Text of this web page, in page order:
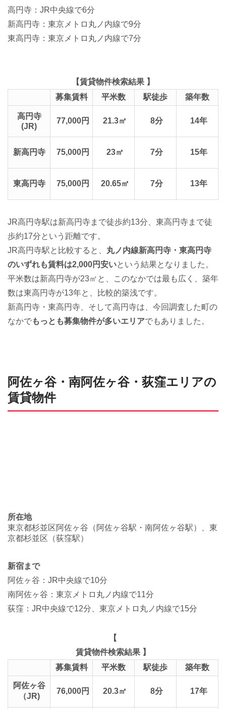
高円寺：JR中央線で6分
新高円寺：東京メトロ丸ノ内線で9分
東高円寺：東京メトロ丸ノ内線で7分
【賃貸物件検索結果 】
募集賃料
平米数 駅徒歩 築年数
高円寺
(JR)
77,000円 21.3㎡ 8分 14年
新高円寺 75,000円 23㎡ 7分 15年
東高円寺 75,000円 20.65㎡ 7分 13年
JR高円寺駅は新高円寺まで徒歩約13分、東高円寺まで徒
歩約17分という距離です。
JR高円寺駅と比較すると、 丸ノ内線新高円寺・東高円寺
のいずれも賃料は2,000円安いという結果となりました。
平米数は新高円寺が23㎡と、このなかでは最も広く、築年
数は東高円寺が13年と、比較的築浅です。
新高円寺・東高円寺、そして高円寺は、今回調査した町の
なかでもっとも募集物件が多いエリアでもありました。
阿佐ヶ谷・南阿佐ヶ谷・荻窪エリアの
賃貸物件
所在地
東京都杉並区阿佐ヶ谷（阿佐ヶ谷駅・南阿佐ヶ谷駅）、東
京都杉並区（荻窪駅）
新宿まで
阿佐ヶ谷：JR中央線で10分
南阿佐ヶ谷：東京メトロ丸ノ内線で11分
荻窪：JR中央線で12分、東京メトロ丸ノ内線で15分
【
賃貸物件検索結果 】
募集賃料
平米数 駅徒歩 築年数
阿佐ヶ谷
（JR)
76,000円 20.3㎡ 8分 17年